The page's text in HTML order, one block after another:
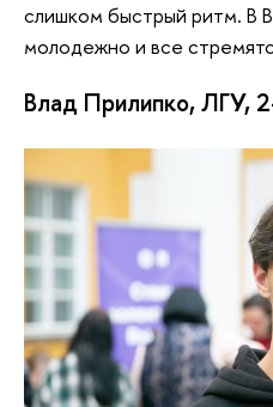
слишком быстрый ритм. В
молодежно и все
Влад Прилипко, ЛГУ,